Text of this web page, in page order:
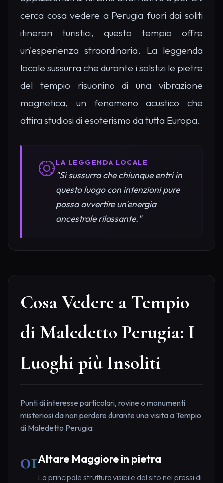
cerca cosa vedere a Perugia fuori dai soliti
itinerari turistici, questo tempio offre
un'esperienza straordinaria. La leggenda
locale sussurra che durante i solstizi le pietre
del tempio risuonino di una vibrazione
magnetica, un fenomeno acustico che
attira studiosi di esoterismo da tutta Europa.
LA LEGGENDA LOCALE
"Si sussurra che chiunque entri in
questo luogo con intenzioni pure
possa avvertire un'energia
ancestrale rilassante."
Cosa Vedere a Tempio
di Maledetto Perugia: I
Luoghi più Insoliti
Punti di interesse particolari, rovine o monumenti
misteriosi da non perdere durante una visita a Tempio
di Maledetto Perugia:
01Altare Maggiore in pietra
La principale struttura visibile del sito nei pressi di